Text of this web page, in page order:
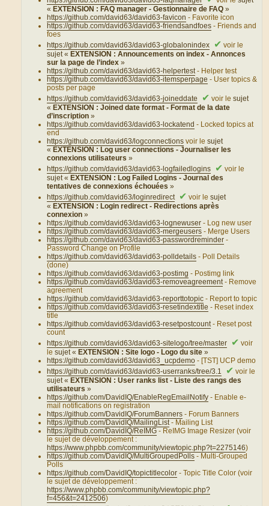
« EXTENSION : FAQ manager - Gestionnaire de FAQ»
https://github.com/david63/david63-favicon - Favorite icon
https://github.com/david63/david63-friendsandfoes - Friends and
foes
https://github.com/david63/david63-globalonindex
✔ voir le
sujet « EXTENSION : Announcements on index - Annonces
sur la page de l’index»
https://github.com/david63/david63-helpertest - Helper test
https://github.com/david63/david63-itemsperpage - User topics &
posts per page
https://github.com/david63/david63-joineddate
✔ voir lesujet
« EXTENSION : Joined date format - Format de la date
d’inscription»
https://github.com/david63/david63-lockatend - Locked topics at
end
https://github.com/david63/logconnections voir lesujet
« EXTENSION : Log user connections - Journaliser les
connexions utilisateurs»
https://github.com/david63/david63-logfailedlogins
✔ voir le
sujet « EXTENSION : Log Failed Logins - Journal des
tentatives de connexions échouées»
https://github.com/david63/loginredirect
✔ voir lesujet
« EXTENSION : Login redirect - Redirections après
connexion»
https://github.com/david63/david63-lognewuser - Log new user
https://github.com/david63/david63-mergeusers - Merge Users
https://github.com/david63/david63-passwordreminder -
Password Change on Profile
https://github.com/david63/david63-polldetails - Poll Details
(done)
https://github.com/david63/david63-postimg - Postimg link
https://github.com/david63/david63-removeagreement - Remove
agreement
https://github.com/david63/david63-reporttotopic - Report to topic
https://github.com/david63/david63-resetindextitle - Reset index
title
https://github.com/david63/david63-resetpostcount - Reset post
count
https://github.com/david63/david63-sitelogo/tree/master
✔ voir
lesujet « EXTENSION : Site logo - Logo du site»
https://github.com/david63/david63_ucpdemo - [TST] UCP demo
https://github.com/david63/david63-userranks/tree/3.1
✔ voir le
sujet « EXTENSION : User ranks list - Liste des rangs des
utilisateurs»
https://github.com/DavidIQ/EnableRegEmailNotify - Enable e-
mail notifications on registration
https://github.com/DavidIQ/ForumBanners - Forum Banners
https://github.com/DavidIQ/MailingList - Mailing List
https://github.com/DavidIQ/ReIMG - ReIMG Image Resizer (voir
le sujet de développement :
https://www.phpbb.com/community/viewtopic.php?t=2275146)
https://github.com/DavidIQ/MultiGroupedPolls - Multi-Grouped
Polls
https://github.com/DavidIQ/topictitlecolor - Topic Title Color (voir
le sujet de développement :
https://www.phpbb.com/community/viewtopic.php?
f=456&t=2412506)